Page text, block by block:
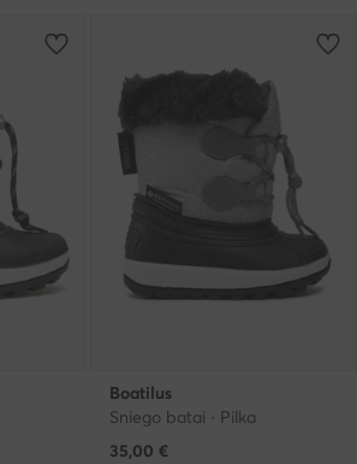
Boatilus
Sniego batai · Pilka
35,00 €